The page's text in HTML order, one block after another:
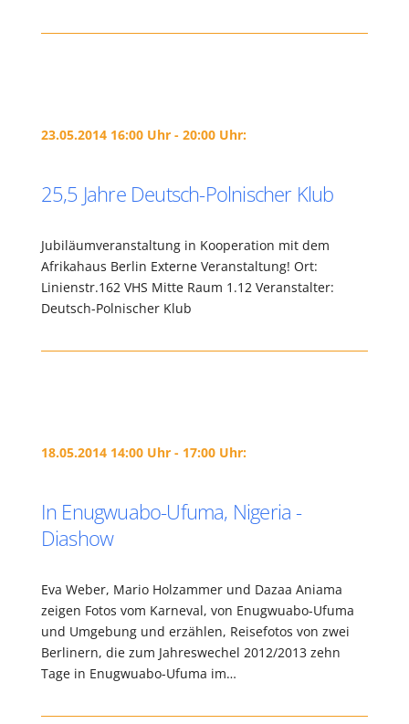
23.05.2014 16:00 Uhr - 20:00 Uhr:
25,5 Jahre Deutsch-Polnischer Klub
Jubiläumveranstaltung in Kooperation mit dem
Afrikahaus Berlin Externe Veranstaltung! Ort:
Linienstr.162 VHS Mitte Raum 1.12 Veranstalter:
Deutsch-Polnischer Klub
18.05.2014 14:00 Uhr - 17:00 Uhr:
In Enugwuabo-Ufuma, Nigeria -
Diashow
Eva Weber, Mario Holzammer und Dazaa Aniama
zeigen Fotos vom Karneval, von Enugwuabo-Ufuma
und Umgebung und erzählen, Reisefotos von zwei
Berlinern, die zum Jahreswechel 2012/2013 zehn
Tage in Enugwuabo-Ufuma im…